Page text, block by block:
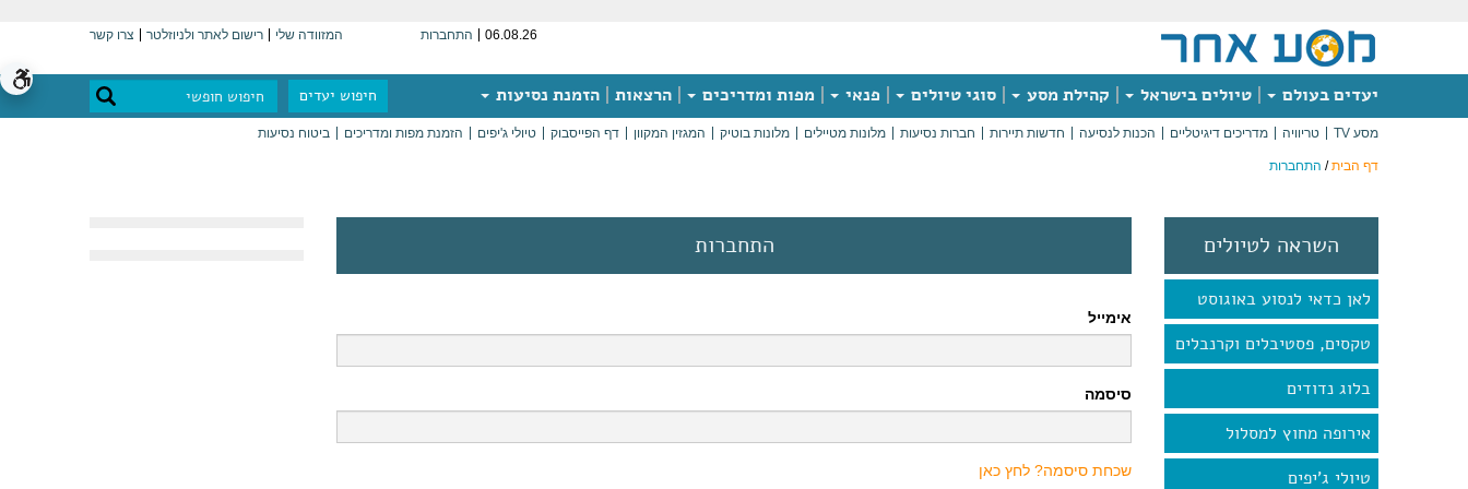
06.08.26 התחברות המזוודה שלי רישום לאתר ולניוזלטר צרו קשר
יעדים בעולם טיולים בישראל קהילת מסע סוגי טיולים פנאי מפות ומדריכים הרצאות הזמנת נסיעות חיפוש יעדים
מסע TV טריוויה מדריכים דיגיטליים הכנות לנסיעה חדשות תיירות חברות נסיעות מלונות מטיילים מלונות בוטיק המגזין המקוון דף הפייסבוק טיולי ג'יפים הזמנת מפות ומדריכים ביטוח נסיעות
דף הבית/ התחברות
השראה לטיולים
לאן כדאי לנסוע באוגוסט
טקסים, פסטיבלים וקרנבלים
בלוג נדודים
אירופה מחוץ למסלול
טיולי ג'יפים
התחברות
אימייל
סיסמה
שכחת סיסמה? לחץ כאן